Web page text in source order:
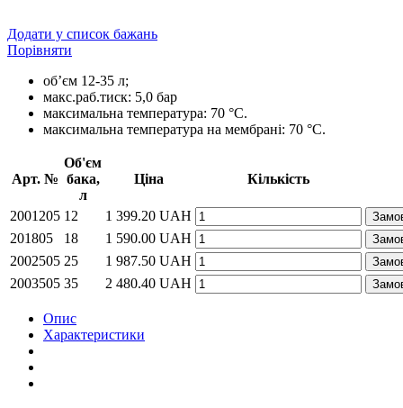
Додати у список бажань
Порівняти
об’єм 12-35 л;
макс.раб.тиск: 5,0 бар
максимальна температура: 70 °C.
максимальна температура на мембрані: 70 °C.
Арт. №
Об'єм
бака,
л
Ціна Кількість
2001205 12 1 399.20 UAH
201805 18 1 590.00 UAH
2002505 25 1 987.50 UAH
2003505 35 2 480.40 UAH
Опис
Характеристики